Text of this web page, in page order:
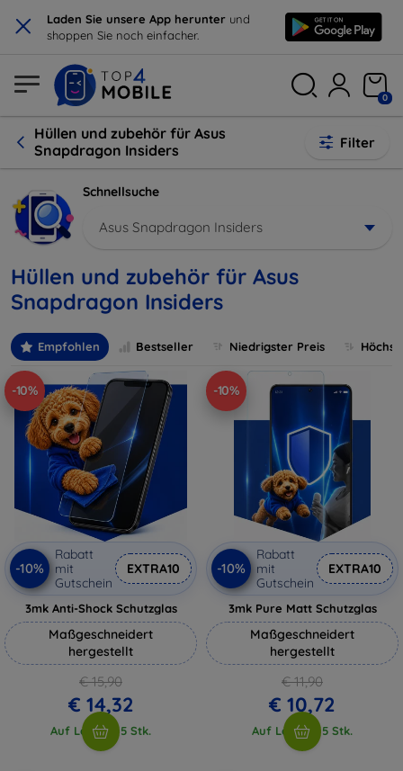
× Laden Sie unsere App herunter und
shoppen Sie noch einfacher.
0
Hüllen und zubehör für Asus
Snapdragon Insiders
Filter
Schnellsuche
Asus Snapdragon Insiders
Hüllen und zubehör für Asus
Snapdragon Insiders
Empfohlen Bestseller Niedrigster Preis
-10%
-10%
Rabatt
mit
Gutschein
EXTRA10
3mk Anti-Shock Schutzglas
Maßgeschneidert
hergestellt
€ 15,90
€ 14,32
Auf Lager > 5 Stk.
-10%
-10%
Rabatt
mit
Gutschein
EXTRA10
3mk Pure Matt Schutzglas
Maßgeschneidert
hergestellt
€ 11,90
€ 10,72
Auf Lager > 5 Stk.